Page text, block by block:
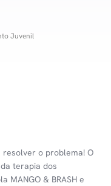
Juvenil
resolver o problema! O
terapia dos
MANGO & BRASH e